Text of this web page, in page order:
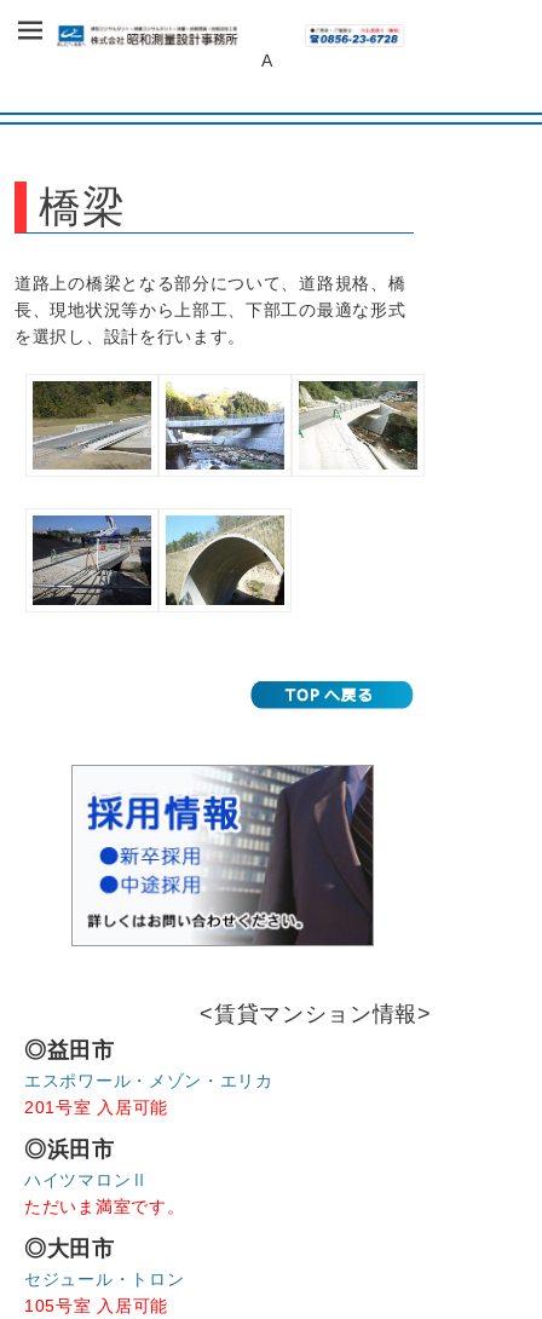
株式会社 昭和
所
～あしたへ、未来へ～
A
橋梁
道路上の橋梁となる部分について、道路規格、橋
長、現地状況等から上部工、下部工の最適な形式
を選択し、設計を行います。
<賃貸マンション情報>
◎益田市
エスポワール・メゾン・エリカ
201号室 入居可能
◎浜田市
ハイツマロンⅡ
ただいま満室です。
◎大田市
セジュール・トロン
105号室 入居可能